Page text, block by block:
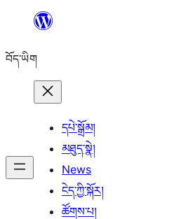
content
བོད་ཡིག
དཔེ་སྒྲོམ།
མཐུད་སྣེ།
News
ངེད་ཀྱི་སྐོར།
ཚོགས་པ།